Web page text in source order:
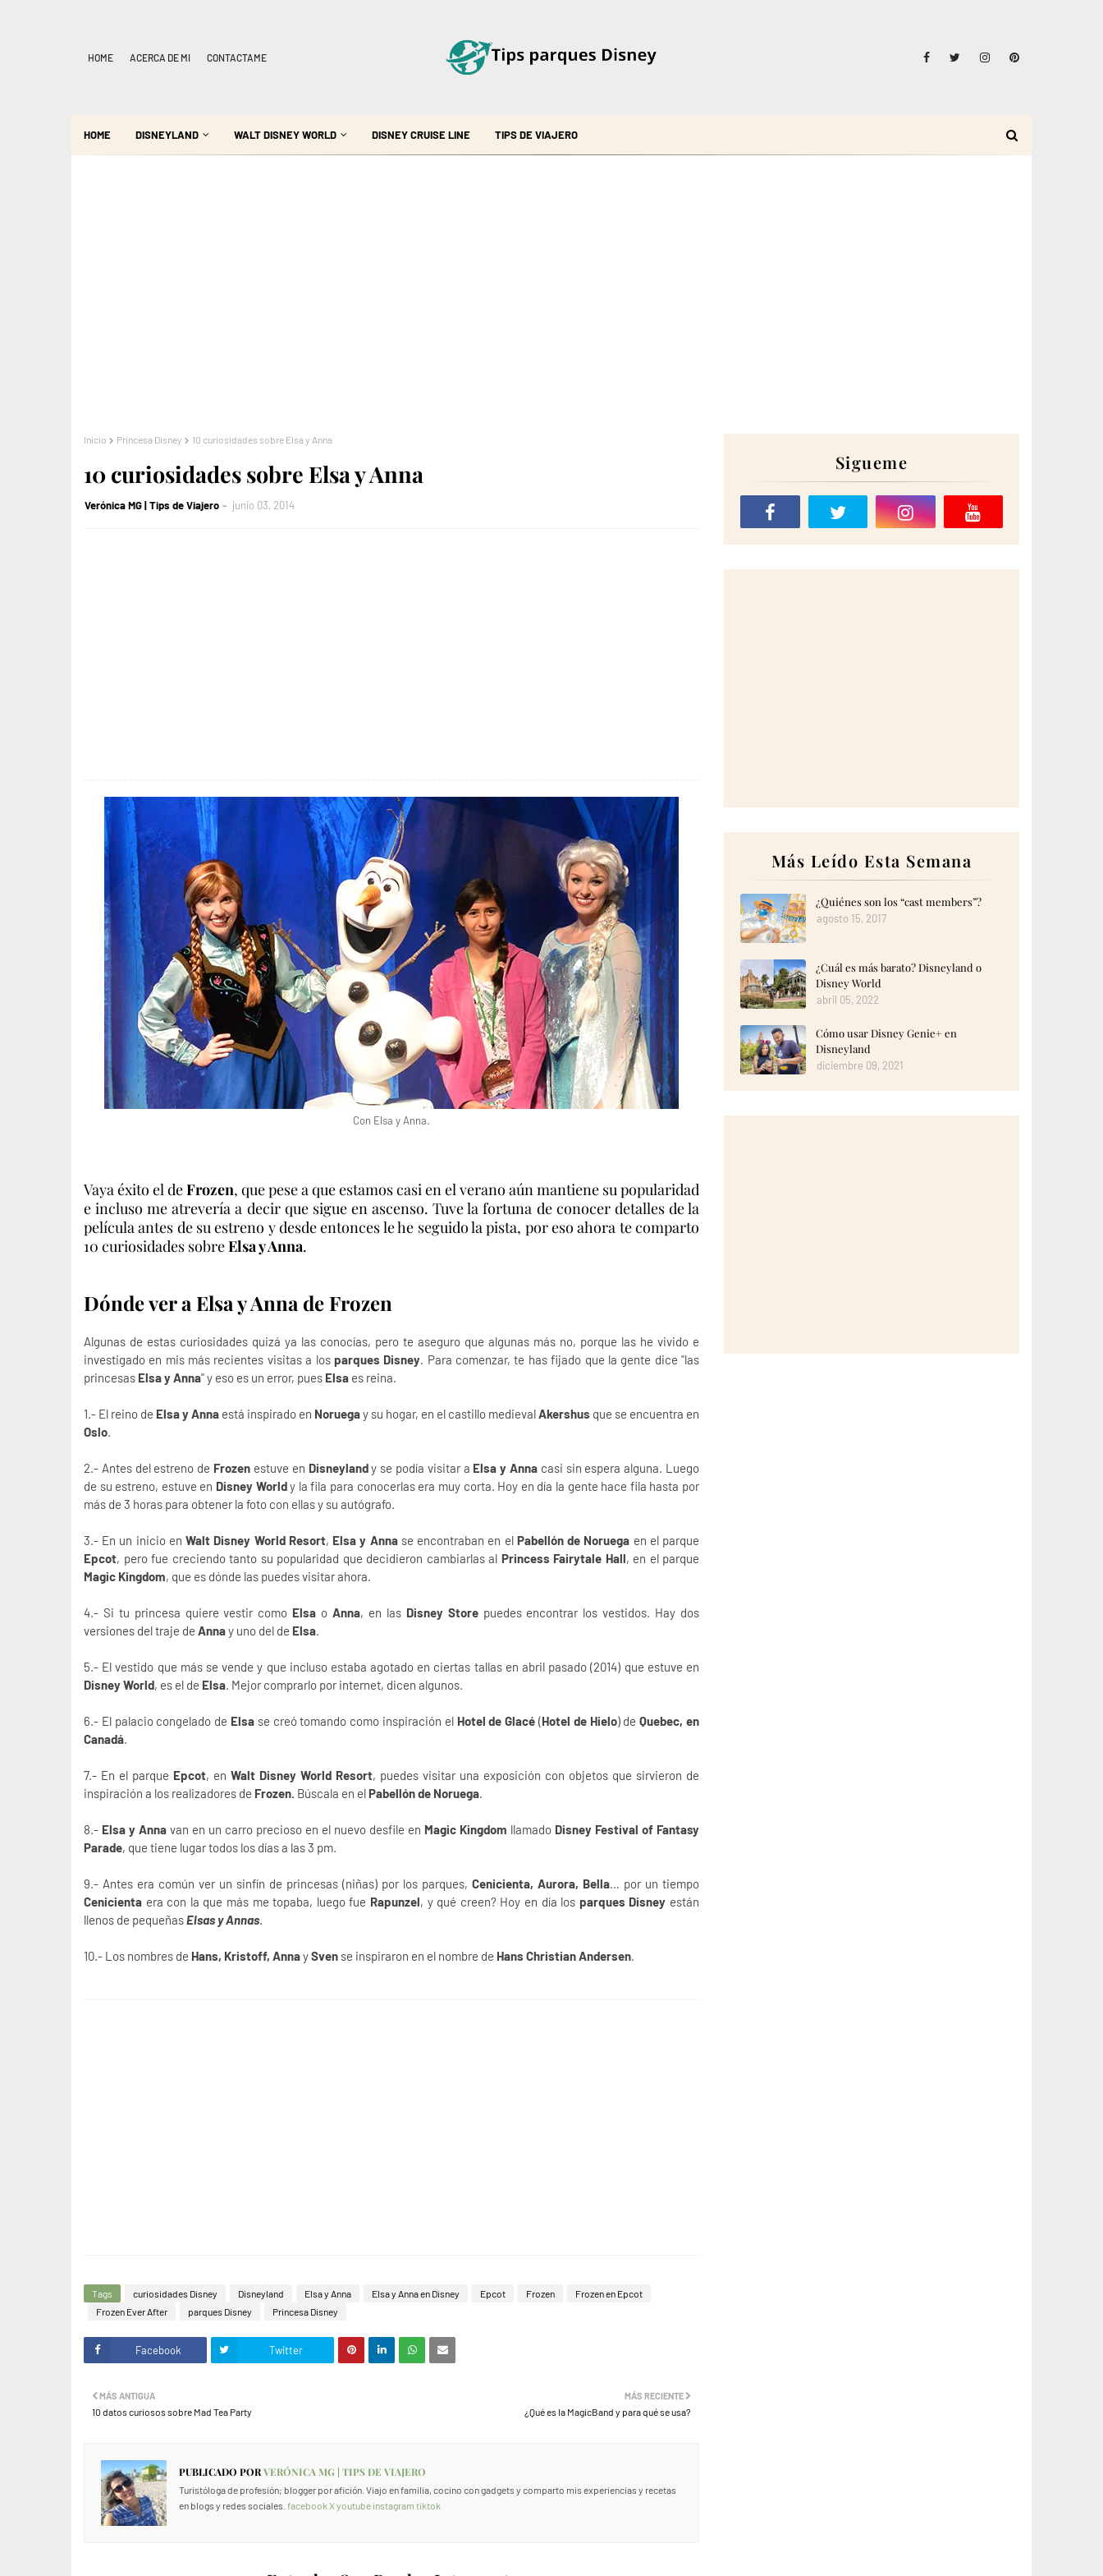
HOME ACERCA DE MI CONTACTAME
HOME DISNEYLAND WALT DISNEY WORLD DISNEY CRUISE LINE TIPS DE VIAJERO
Inicio Princesa Disney 10 curiosidades sobre Elsa y Anna
10 curiosidades sobre Elsa y Anna
Verónica MG | Tips de Viajero junio 03, 2014
Con Elsa y Anna.
Vaya éxito el deFrozen, que pese a que estamos casi en el verano aún mantiene su popularidad
e incluso me atrevería a decir que sigue en ascenso. Tuve la fortuna de conocer detalles de la
película antes de su estreno y desde entonces le he seguido la pista, por eso ahora te comparto
10 curiosidades sobreElsa y Anna.
Dónde ver a Elsa y Anna de Frozen
Algunas de estas curiosidades quizá ya las conocías, pero te aseguro que algunas más no, porque las he vivido e
investigado en mis más recientes visitas a losparques Disney. Para comenzar, te has fijado que la gente dice "las
princesas Elsa y Anna" y eso es un error, pues Elsa es reina.
1.- El reino de Elsa y Anna está inspirado en Noruegay su hogar, en el castillo medievalAkershus que se encuentra en
Oslo.
2.- Antes del estreno de Frozen estuve en Disneylandy se podía visitar a Elsa y Anna casi sin espera alguna. Luego
de su estreno, estuve en Disney Worldy la fila para conocerlas era muy corta. Hoy en día la gente hace fila hasta por
más de 3 horas para obtener la foto con ellas y su autógrafo.
3.- En un inicio enWalt Disney World Resort, Elsa y Annase encontraban en el Pabellón de Noruega en el parque
Epcot, pero fue creciendo tanto su popularidad que decidieron cambiarlas al Princess Fairytale Hall, en el parque
Magic Kingdom, que es dónde las puedes visitar ahora.
4.- Si tu princesa quiere vestir como Elsa oAnna, en las Disney Storepuedes encontrar los vestidos. Hay dos
versiones del traje de Annay uno del de Elsa.
5.- El vestido que más se vende y que incluso estaba agotado en ciertas tallas en abril pasado (2014) que estuve en
Disney World, es el de Elsa. Mejor comprarlo por internet, dicen algunos.
6.- El palacio congelado de Elsa se creó tomando como inspiración el Hotel de Glacé (Hotel de Hielo) deQuebec, en
Canadá.
7.- En el parque Epcot, en Walt Disney World Resort, puedes visitar una exposición con objetos que sirvieron de
inspiración a los realizadores de Frozen. Búscala en elPabellón de Noruega.
8.- Elsa y Anna van en un carro precioso en el nuevo desfile en Magic Kingdom llamado Disney Festival of Fantasy
Parade, que tiene lugar todos los días a las 3 pm.
9.- Antes era común ver un sinfín de princesas (niñas) por los parques, Cenicienta, Aurora, Bella… por un tiempo
Cenicienta era con la que más me topaba, luego fue Rapunzel, y qué creen? Hoy en día los parques Disney están
llenos de pequeñasElsas y Annas.
10.- Los nombres de Hans, Kristoff, AnnaySven se inspiraron en el nombre de Hans Christian Andersen.
Tags curiosidades Disney Disneyland Elsa y Anna Elsa y Anna en Disney Epcot Frozen
Frozen en Epcot
Frozen Ever After
parques Disney Princesa Disney
Facebook Twitter
MÁS RECIENTE
¿Qué es la MagicBand y para qué se usa?
MÁS ANTIGUA
10 datos curiosos sobre Mad Tea Party
PUBLICADO PORVERÓNICA MG | TIPS DE VIAJERO
Turistóloga de profesión; blogger por afición. Viajo en familia, cocino con gadgets y comparto mis experiencias y recetas
en blogs y redes sociales. facebook Xyoutube instagram tiktok
Sigueme
Más Leído Esta Semana
¿Quiénes son los “cast members”?
agosto 15, 2017
¿Cuál es más barato? Disneyland o
Disney World
abril 05, 2022
Cómo usar Disney Genie+ en
Disneyland
diciembre 09, 2021